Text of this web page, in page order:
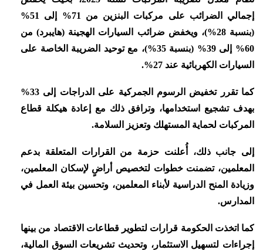
إجمالي الضرائب على مركبات البنزين من 71% إلى 51%
(بنسبة 28%)، ويخفض ضرائب السيارات الهجينة (هايبرد) من
60% إلى 39% (بنسبة 35%)، مع توحيد الضريبة الخاصة على
السيارات الكهربائية عند 27%.
كما تقرر تخفيض الرسوم الجمركية على الدراجات إلى 33%
بهدف تشجيع استخدامها، وترافق ذلك مع إعادة هيكلة قطاع
المركبات لحماية المستهلك وتعزيز السلامة.
إلى جانب ذلك، أُعلنت حزمة من القرارات المتعلقة بدعم
المعلمين، تضمنت خطوات لتخصيص أراضٍ لإسكان المعلمين،
وزيادة المنح الدراسية لأبناء المعلمين، وتحسين بيئة العمل في
المدارس.
كما اتخذت الحكومة قرارات لتطوير قطاعات الاقتصاد من بينها
إجراءات لتسهيل الاستثمار، وتحديث تشريعات السوق المالية،